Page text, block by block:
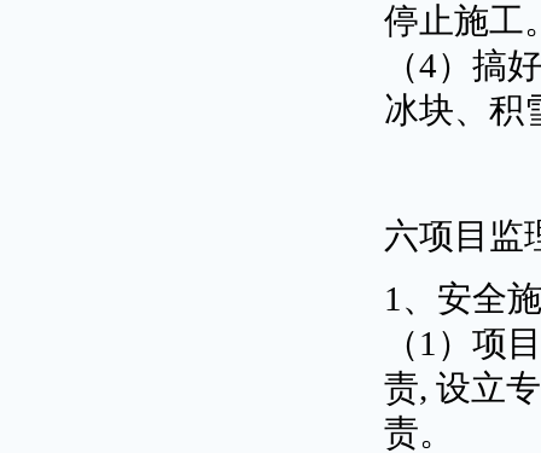
停止施工
（4）搞
冰块、积
六项目监
1、安全
（1）项
责, 设立
责。